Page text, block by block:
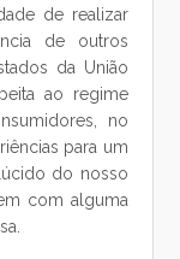
de realizar
de outros
da União
ao regime
no
para um
do nosso
com alguma